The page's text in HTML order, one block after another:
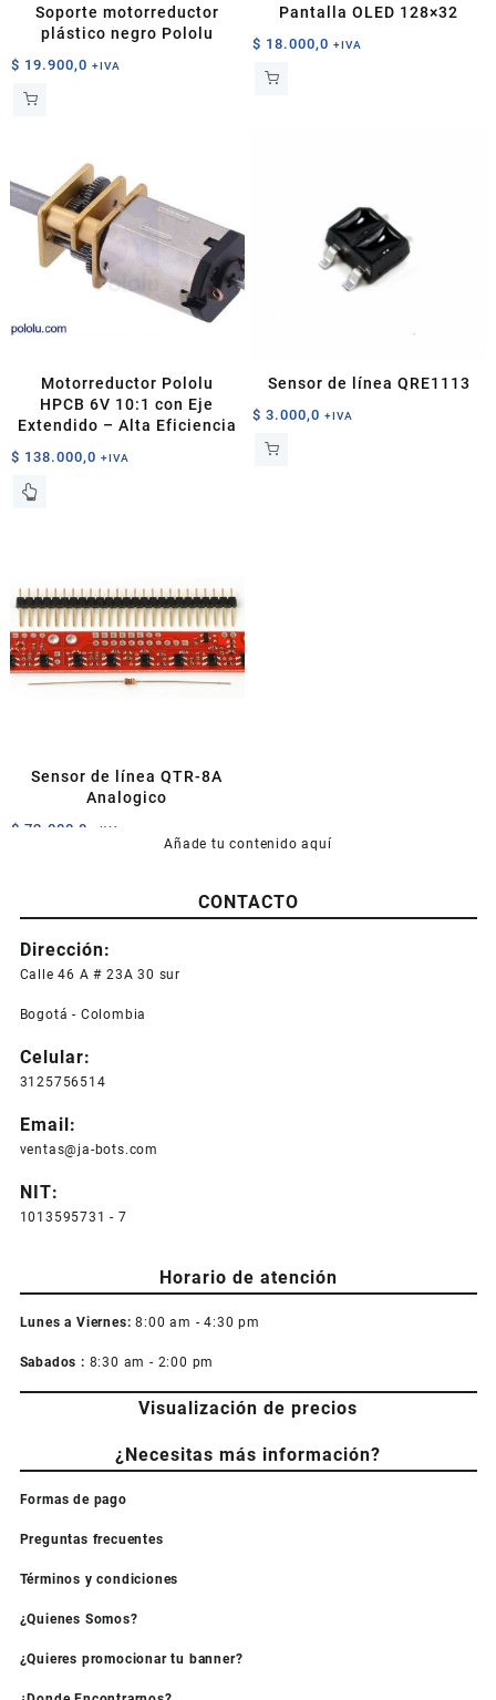
Soporte motorreductor
plástico negro Pololu
$ 19.900,0 +IVA
Pantalla OLED 128×32
$ 18.000,0 +IVA
Motorreductor Pololu
HPCB 6V 10:1 con Eje
Extendido – Alta Eficiencia
$ 138.000,0 +IVA
Sensor de línea QRE1113
$ 3.000,0 +IVA
Sensor de línea QTR-8A
Analogico
$ 72.000,0 +IVA
Añade tu contenido aquí
CONTACTO
Dirección:
Calle 46 A # 23A 30 sur
Bogotá - Colombia
Celular:
3125756514
Email:
ventas@ja-bots.com
NIT:
1013595731 - 7
Horario de atención
Lunes a Viernes: 8:00 am - 4:30 pm
Sabados : 8:30 am - 2:00 pm
Visualización de precios
¿Necesitas más información?
Formas de pago
Preguntas frecuentes
Términos y condiciones
¿Quienes Somos?
¿Quieres promocionar tu banner?